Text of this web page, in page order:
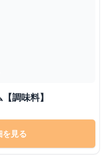
調味料】
見る